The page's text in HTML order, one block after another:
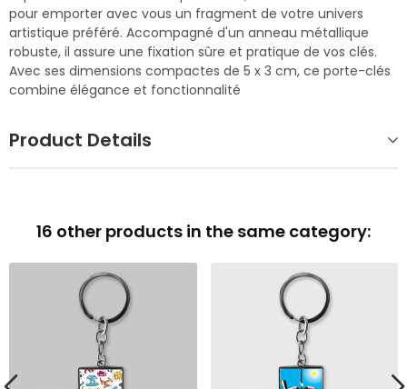
pour emporter avec vous un fragment de votre univers
artistique préféré. Accompagné d'un anneau métallique
robuste, il assure une fixation sûre et pratique de vos clés.
Avec ses dimensions compactes de 5 x 3 cm, ce porte-clés
combine élégance et fonctionnalité
Product Details
16 other products in the same category: